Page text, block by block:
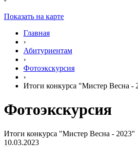
Показать на карте
Главная
›
Абитуриентам
›
Фотоэкскурсия
›
Итоги конкурса "Мистер Весна -
Фотоэкскурсия
Итоги конкурса "Мистер Весна - 2023"
10.03.2023